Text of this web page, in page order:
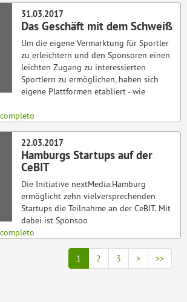
31.03.2017
Das Geschäft mit dem Schweiß
Um die eigene Vermarktung für Sportler
zu erleichtern und den Sponsoren einen
leichten Zugang zu interessierten
Sportlern zu ermöglichen, haben sich
eigene Plattformen etabliert - wie
22.03.2017
Hamburgs Startups auf der
CeBIT
Die Initiative nextMedia.Hamburg
ermöglicht zehn vielversprechenden
Startups die Teilnahme an der CeBIT. Mit
dabei ist Sponsoo
1 2 3 > >>